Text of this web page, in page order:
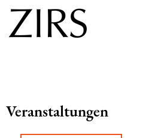
Veranstaltungen